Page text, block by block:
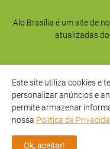
Alo Brasília é um site de
atualizadas
Início Sobre
Este site utiliza cookies e
personalizar anúncios e
permite armazenar
nossa Política de
Ok, aceitar!